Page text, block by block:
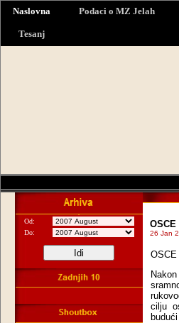
Naslovna Podaci o MZ Jelah
Tesanj
Od:
Do:
OSCE
26 Jan
OSCE
cilju